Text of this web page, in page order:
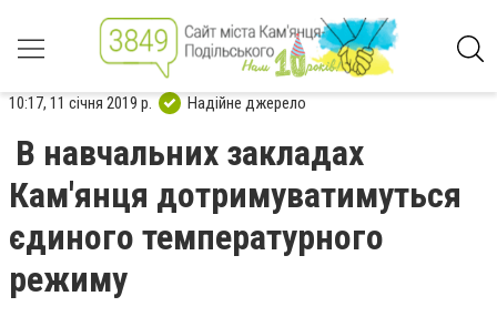
10:17, 11 січня 2019 р. Надійне джерело
В навчальних закладах
Кам'янця дотримуватимуться
єдиного температурного
режиму